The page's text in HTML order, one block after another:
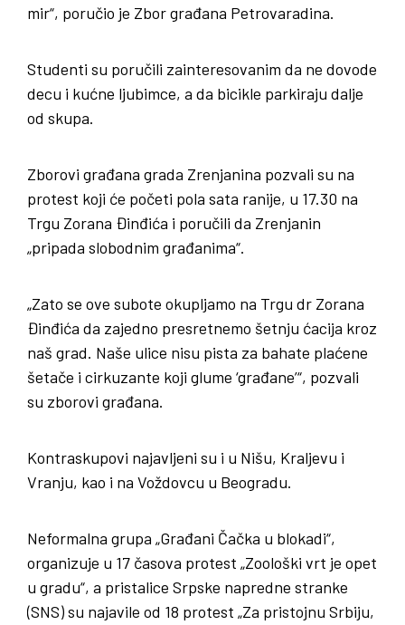
mir“, poručio je Zbor građana Petrovaradina.
Studenti su poručili zainteresovanim da ne dovode
decu i kućne ljubimce, a da bicikle parkiraju dalje
od skupa.
Zborovi građana grada Zrenjanina pozvali su na
protest koji će početi pola sata ranije, u 17.30 na
Trgu Zorana Đinđića i poručili da Zrenjanin
„pripada slobodnim građanima“.
„Zato se ove subote okupljamo na Trgu dr Zorana
Đinđića da zajedno presretnemo šetnju ćacija kroz
naš grad. Naše ulice nisu pista za bahate plaćene
šetače i cirkuzante koji glume ‘građane’“, pozvali
su zborovi građana.
Kontraskupovi najavljeni su i u Nišu, Kraljevu i
Vranju, kao i na Voždovcu u Beogradu.
Neformalna grupa „Građani Čačka u blokadi“,
organizuje u 17 časova protest „Zoološki vrt je opet
u gradu“, a pristalice Srpske napredne stranke
(SNS) su najavile od 18 protest „Za pristojnu Srbiju,